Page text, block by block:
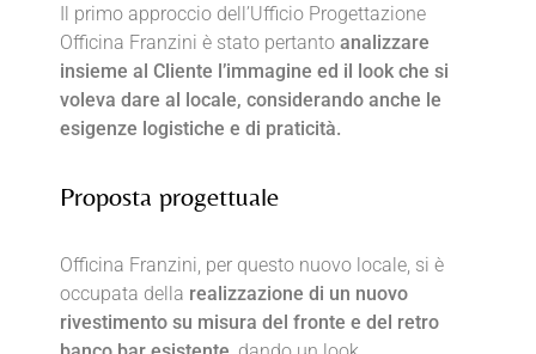
Il primo approccio dell’Ufficio Progettazione
Officina Franzini è stato pertantoanalizzare
insieme al Cliente l’immagine ed il look che si
voleva dare al locale, considerando anche le
esigenze logistiche e di praticità.
Proposta progettuale
Officina Franzini, per questo nuovo locale, si è
occupata della realizzazione di un nuovo
rivestimento su misura del fronte e del retro